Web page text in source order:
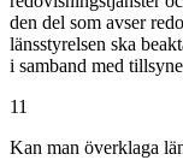
den del som avser
länsstyrelsen ska
i samband med
11
Kan man överklaga